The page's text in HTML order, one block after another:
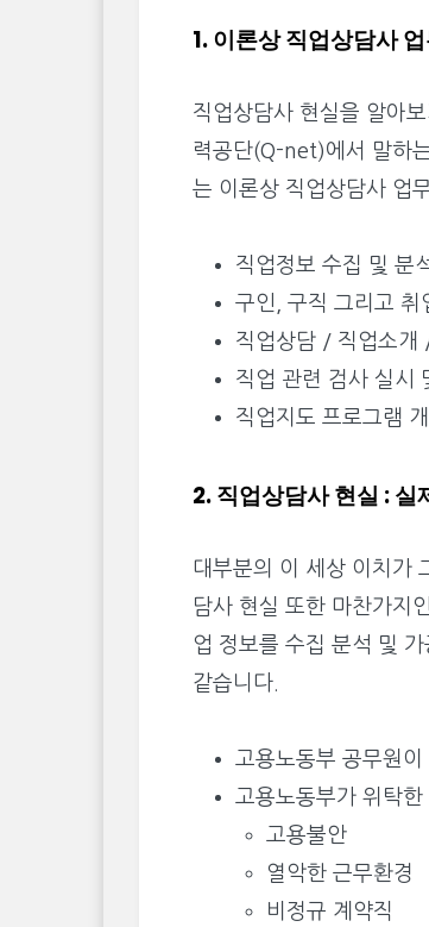
1. 이론상 직업상담사
직업상담사 현실을 알아
력공단(Q-net)에서 말하
는 이론상 직업상담사 업
직업정보 수집 및 분
구인, 구직 그리고 취
직업상담 / 직업소개
직업 관련 검사 실시
직업지도 프로그램
2. 직업상담사 현실 : 실
대부분의 이 세상 이치가
담사 현실 또한 마찬가지
업 정보를 수집 분석 및
같습니다.
고용노동부 공무원
고용노동부가 위탁
고용불안
열악한 근무환경
비정규 계약직